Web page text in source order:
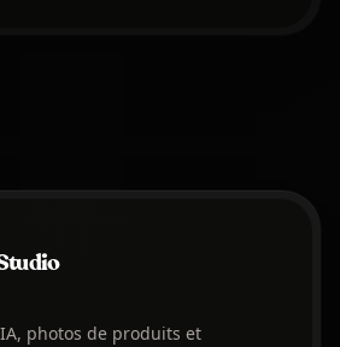
photos de produits et